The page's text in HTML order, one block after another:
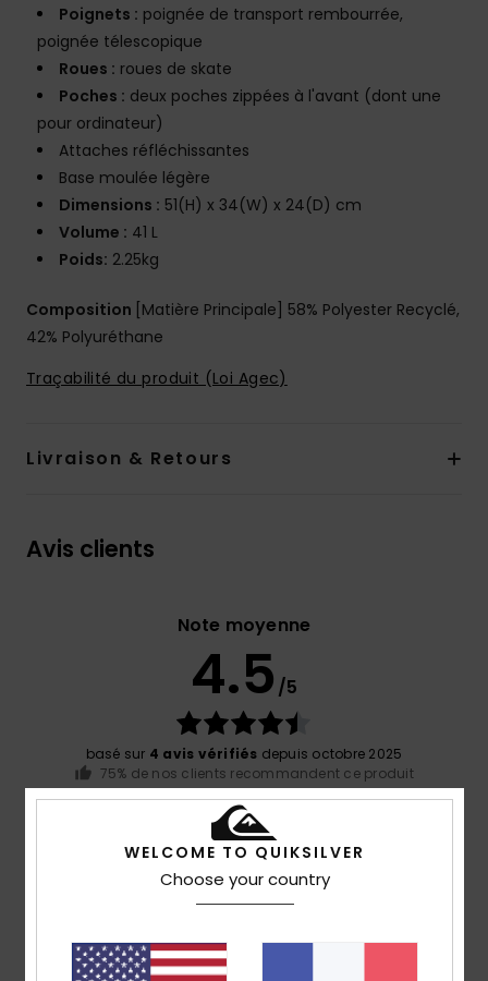
Poignets : poignée de transport rembourrée,
poignée télescopique
Roues : roues de skate
Poches : deux poches zippées à l'avant (dont une
pour ordinateur)
Attaches réfléchissantes
Base moulée légère
Dimensions : 51(H) x 34(W) x 24(D) cm
Volume : 41 L
Poids: 2.25kg
Composition [Matière Principale] 58% Polyester Recyclé,
42% Polyuréthane
Traçabilité du produit (Loi Agec)
Livraison & Retours
Avis clients
Note moyenne
4.5 /5
basé sur 4 avis vérifiés depuis octobre 2025
75% de nos clients recommandent ce produit
4.8
Rapport qualité / prix
4.0
Trop petit Trop grand
WELCOME TO QUIKSILVER
Choose your country